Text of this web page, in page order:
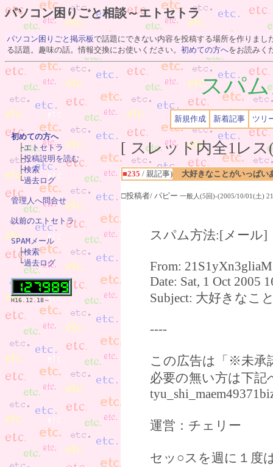
パソコン困りごと相談～エトセトラ
パソコン困りごと掲示板で話題にできない内容を投稿する場所を作りまし
る話題。趣味の話。情報交換にお使いください。 初めての方へをお読みく
スパ
新規作成 新着記事 ツリ
[ スレッド内全1レ
■235 / 親記事) 大好きなことがいっぱい
□投稿者/ パピー 一般人(5回)-(2005/10/01(土)
スパム方法:[メー
From:
Date: Sat, 1 Oct 2005
Subject: 大好きなこ
----
この広告は「※未承
必要の無い方は下
運営：チェリー
セッ○スを週に１度
初めての方へ
├エトセトラ
├投稿説明を読む
├検索
└過去ログ
管理人へ問合せ
以前のエトセトラ
SPAMメール
├検索
└過去ログ
H16.12.18～